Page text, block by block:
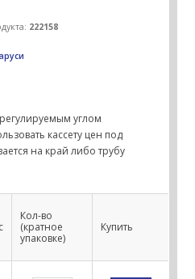
222158
углом
кассету цен под
на край либо трубу
Кол-во
(кратное
упаковке)
Купить